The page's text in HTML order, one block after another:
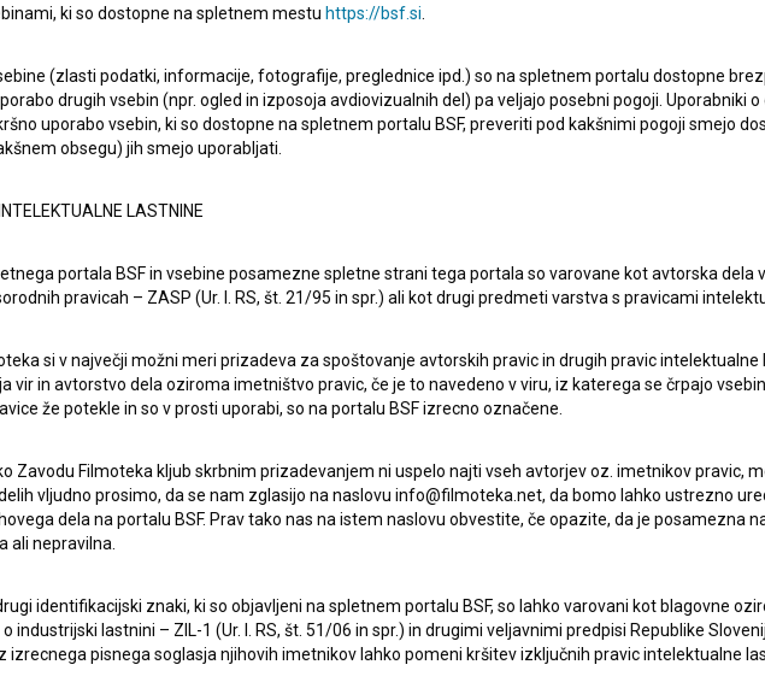
Horvat. Žanrsko je opredeljena kot zgodovinski. Režiser jeJaka Šuligoj.
RTV Slovenija.
Oglejte si
ki so dostopne na spletnem mestu https://bsf.si
(zlasti podatki, informacije, fotografije, preglednice ipd.) so na spletnem portalu dostopne
drugih vsebin (npr. ogled in izposoja avdiovizualnih del) pa veljajo posebni pogoji. Uporabniki
uporabo vsebin, ki so dostopne na spletnem portalu BSF, preveriti pod kakšnimi pogoji smejo
obsegu) jih smejo uporabljati.
LASTNINE
portala BSF in vsebine posamezne spletne strani tega portala so varovane kot avtorska dela
pravicah – ZASP (Ur. l. RS, št. 21/95 in spr.) ali kot drugi predmeti varstva s pravicami
si v največji možni meri prizadeva za spoštovanje avtorskih pravic in drugih pravic
vir in avtorstvo dela oziroma imetništvo pravic, če je to navedeno v viru, iz katerega se črpajo
že potekle in so v prosti uporabi, so na portalu BSF izrecno označene.
Zavodu Filmoteka kljub skrbnim prizadevanjem ni uspelo najti vseh avtorjev oz. imetnikov pravic,
vljudno prosimo, da se nam zglasijo na naslovu info@filmoteka.net, da bomo lahko ustrezno
dela na portalu BSF. Prav tako nas na istem naslovu obvestite, če opazite, da je posamezna
ali nepravilna.
identifikacijski znaki, ki so objavljeni na spletnem portalu BSF, so lahko varovani kot blagovne
industrijski lastnini – ZIL-1 (Ur. l. RS, št. 51/06 in spr.) in drugimi veljavnimi predpisi Republike
izrecnega pisnega soglasja njihovih imetnikov lahko pomeni kršitev izključnih pravic intelektualne